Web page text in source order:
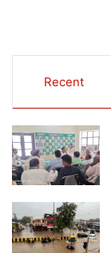
Recent